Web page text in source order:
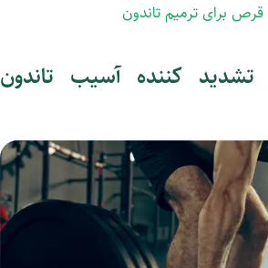
تشدید کننده آسیب تاندون